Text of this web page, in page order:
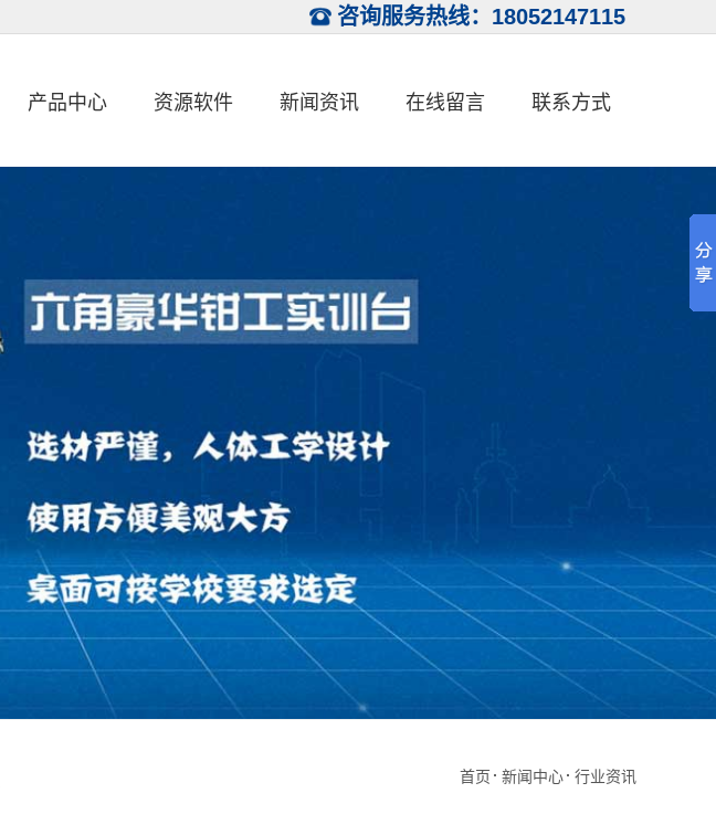
咨询服务热线：18052147115
产品中心 资源软件 新闻资讯 在线留言 联系方式
首页 新闻中心 行业资讯